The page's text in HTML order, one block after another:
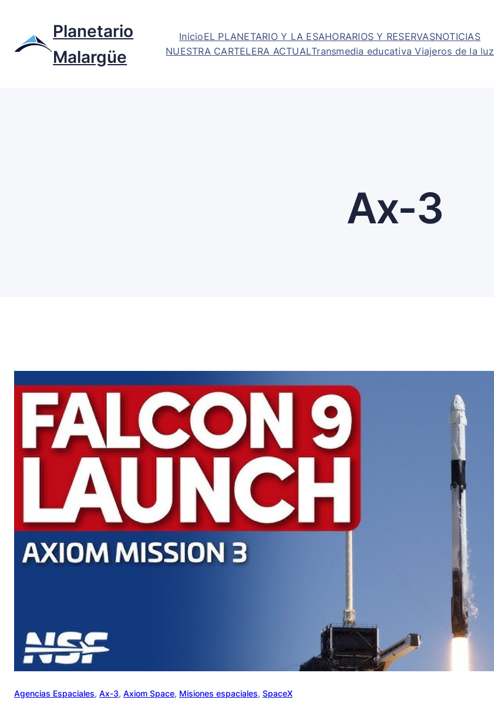
Planetario
Malargüe
InicioEL PLANETARIO Y LA ESAHORARIOS Y RESERVASNOTICIAS
NUESTRA CARTELERA ACTUALTransmedia educativa Viajeros de la luz
Ax-3
Agencias Espaciales, Ax-3, Axiom Space, Misiones espaciales, SpaceX